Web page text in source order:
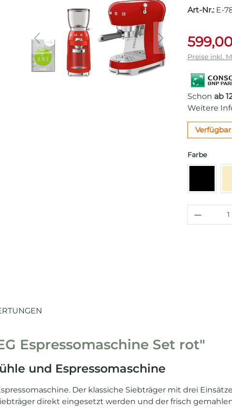
Art-Nr.: E-
Preise inkl.
Schon ab
Weitere
Verfügbar
Farbe
Espressomaschine Set rot"
und Espressomaschine
Der klassiche Siebträger mit drei
direkt eingesetzt werden und der frisch